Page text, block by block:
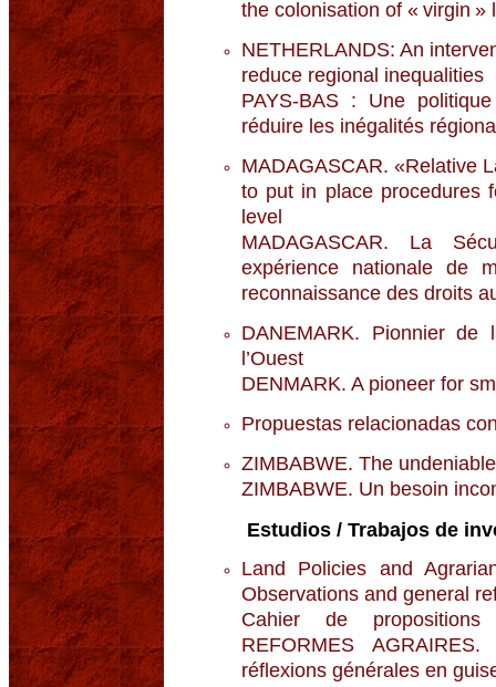
the colonisation of « virgin »
NETHERLANDS: An
reduce regional inequalities
PAYS-BAS : Une
réduire les inégalités
MADAGASCAR. «Relative
to put in place procedures
level
MADAGASCAR. La
expérience nationale de
reconnaissance des droits
DANEMARK. Pionnier
l’Ouest
DENMARK. A pioneer for
Propuestas relacionadas
ZIMBABWE. The
ZIMBABWE. Un besoin
Estudios / Trabajos de
Land Policies and
Observations and general
Cahier de propositions
REFORMES
réflexions générales en